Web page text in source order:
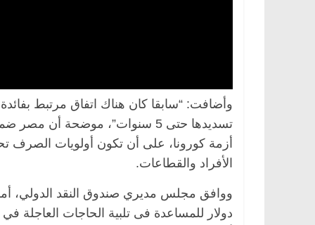
أزمة كورونا، على أن تكون أولويات الصرف
الأفراد والقطاعات.
دولار للمساعدة فى تلبية الحاجات العاجلة